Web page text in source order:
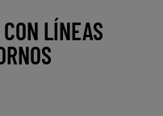
LÍNEAS